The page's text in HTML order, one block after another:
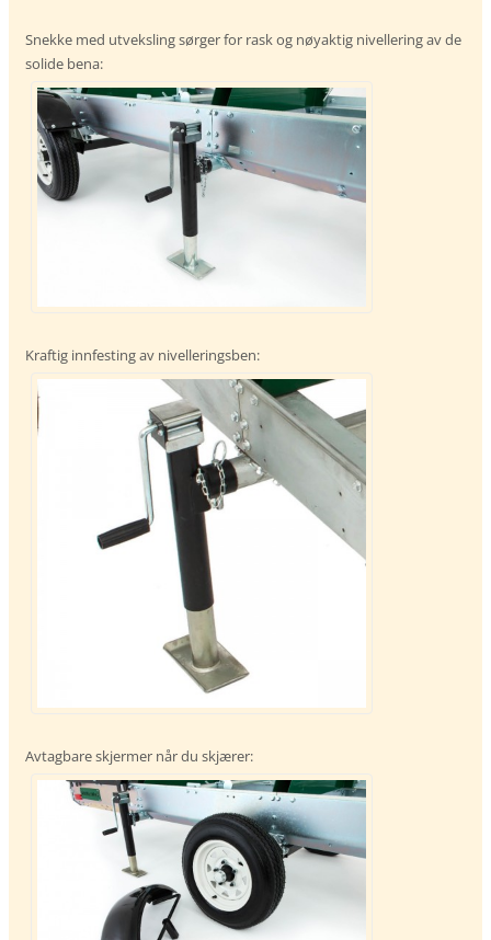
Snekke med utveksling sørger for rask og nøyaktig nivellering av de
solide bena:
Kraftig innfesting av nivelleringsben:
Avtagbare skjermer når du skjærer: